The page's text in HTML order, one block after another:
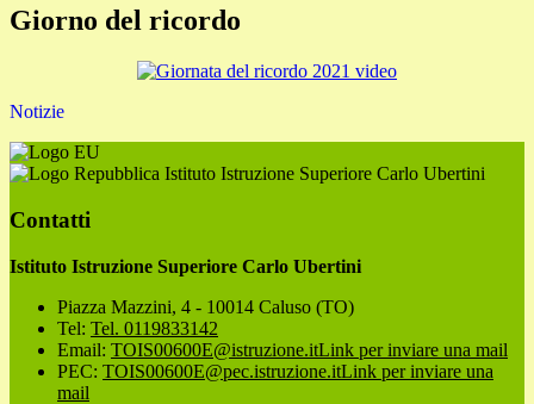
Giorno del ricordo
Notizie
Istituto Istruzione Superiore Carlo Ubertini
Contatti
Istituto Istruzione Superiore Carlo Ubertini
Piazza Mazzini, 4 - 10014 Caluso (TO)
Tel: Tel. 0119833142
Email: TOIS00600E@istruzione.itLink per inviare una mail
PEC: TOIS00600E@pec.istruzione.itLink per inviare una
mail